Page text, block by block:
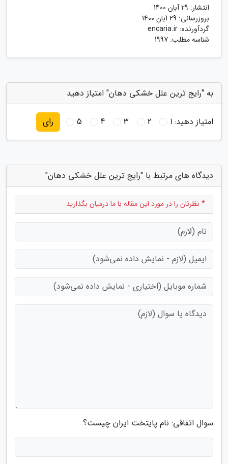
انتشار: 29 آبان 1400
بروزرسانی: 29 آبان 1400
گردآورنده: encaria.ir
شناسه مطلب: 1997
به "رایج ترین علل خشکی دهان" امتیاز دهید
امتیاز دهید:1
2
3
4
5 رای
دیدگاه های مرتبط با "رایج ترین علل خشکی دهان"
* نظرتان را در مورد این مقاله با ما درمیان بگذارید
سوال اتفاقی: نام پایتخت ایران چیست؟